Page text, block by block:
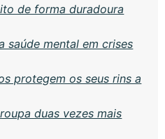
de forma duradoura
saúde mental em crises
protegem os seus rins a
duas vezes mais